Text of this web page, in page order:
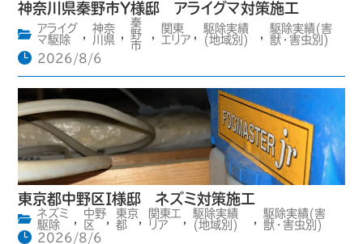
神奈川県秦野市Y様邸 アライグマ対策施工
アライグ
マ駆除
,
神奈
川県 ,
秦
野
市
,
関東
エリア ,
駆除実績
(地域別)
,
駆除実績(害
獣・害虫別)
2026/8/6
東京都中野区I様邸 ネズミ対策施工
ネズミ
駆除
,
中野
区
,
東京
都
,
関東エ
リア
,
駆除実績
(地域別)
,
駆除実績(害
獣・害虫別)
2026/8/6